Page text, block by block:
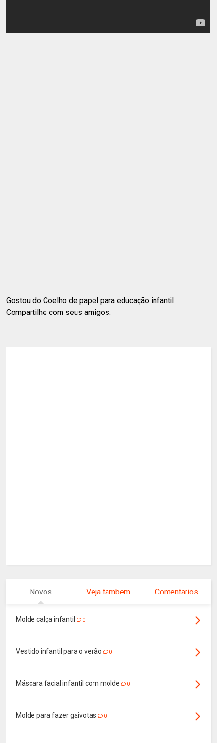
Gostou do Coelho de papel para educação infantil
Compartilhe com seus amigos.
Novos Veja tambem Comentarios
Molde calça infantil 0
Vestido infantil para o verão 0
Máscara facial infantil com molde 0
Molde para fazer gaivotas 0